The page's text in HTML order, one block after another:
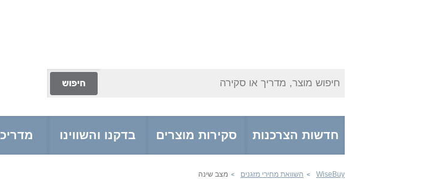
חיפוש מוצר, מדריך או סקירה
חדשות הצרכנות סקירות מוצרים בדקנו והשווינו
WiseBuy
> השוואת מחירי מזגנים > מצב שינה